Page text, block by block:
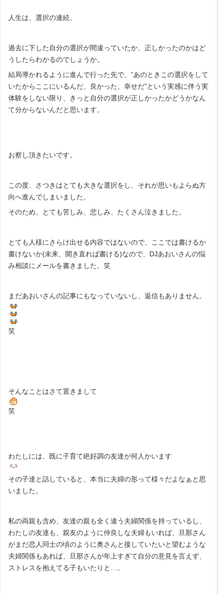
人生は、選択の連続。
過去に下した自分の選択が間違っていたか、正しかったのかはど
うしたらわかるのでしょうか。
結局導かれるように進んで行った先で、”あのときこの選択をして
いたからここにいるんだ、良かった、幸せだ”という実感に伴う実
体験をしない限り、きっと自分の選択が正しかったかどうかなん
て分からないんだと思います。
お察し頂きたいです。
この度、さつきはとても大きな選択をし、それが思いもよらぬ方
向へ進んでしまいました。
そのため、とても苦しみ、悲しみ、たくさん泣きました。
とても人様にさらけ出せる内容ではないので、ここでは書けるか
書けないか(未来、開き直れば書ける)なので、DJあおいさんの悩
み相談にメールを書きました。笑
まだあおいさんの記事にもなっていないし、返信もありません。
笑
そんなことはさて置きまして
笑
わたしには、既に子育て絶好調の友達が何人かいます
その子達と話していると、本当に夫婦の形って様々だよなぁと思
いました。
私の両親も含め、友達の親も全く違う夫婦関係を持っているし、
わたしの友達も、親友のように仲良しな夫婦もいれば、旦那さん
がまだ恋人同士の頃のように奥さんと接していたいと望むような
夫婦関係もあれば、旦那さんが年上すぎて自分の意見を言えず、
ストレスを抱えてる子もいたりと…。